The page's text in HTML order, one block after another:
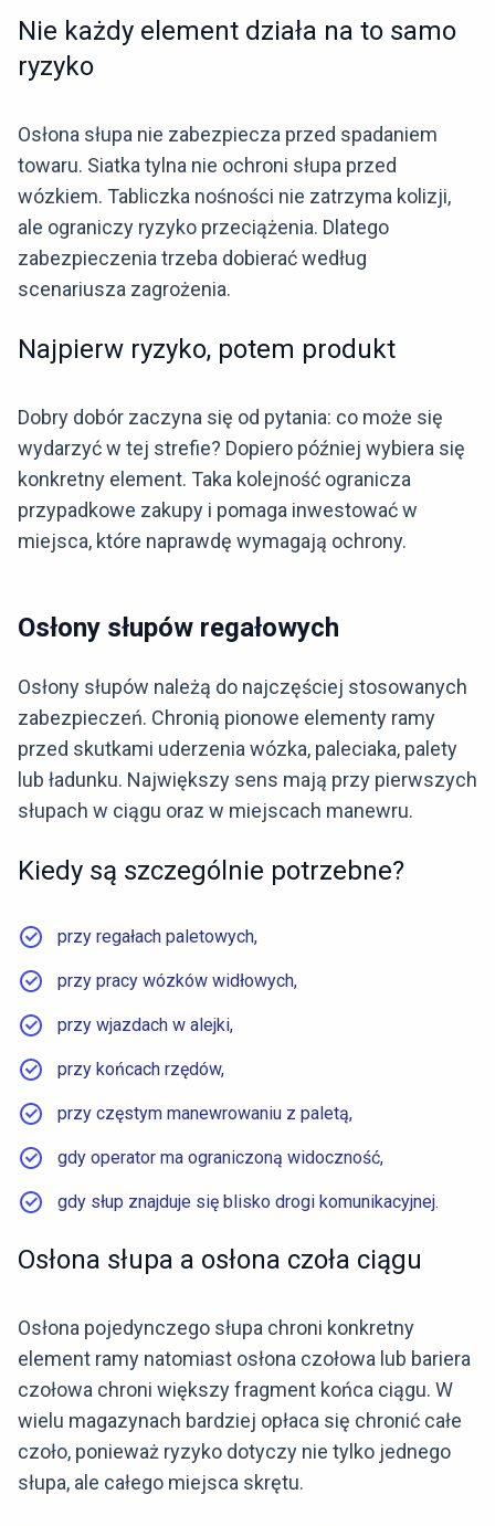
Nie każdy element działa na to samo
ryzyko
Osłona słupa nie zabezpiecza przed spadaniem
towaru. Siatka tylna nie ochroni słupa przed
wózkiem. Tabliczka nośności nie zatrzyma kolizji,
ale ograniczy ryzyko przeciążenia. Dlatego
zabezpieczenia trzeba dobierać według
scenariusza zagrożenia.
Najpierw ryzyko, potem produkt
Dobry dobór zaczyna się od pytania: co może się
wydarzyć w tej strefie? Dopiero później wybiera się
konkretny element. Taka kolejność ogranicza
przypadkowe zakupy i pomaga inwestować w
miejsca, które naprawdę wymagają ochrony.
Osłony słupów regałowych
Osłony słupów należą do najczęściej stosowanych
zabezpieczeń. Chronią pionowe elementy ramy
przed skutkami uderzenia wózka, paleciaka, palety
lub ładunku. Największy sens mają przy pierwszych
słupach w ciągu oraz w miejscach manewru.
Kiedy są szczególnie potrzebne?
przy regałach paletowych,
przy pracy wózków widłowych,
przy wjazdach w alejki,
przy końcach rzędów,
przy częstym manewrowaniu z paletą,
gdy operator ma ograniczoną widoczność,
gdy słup znajduje się blisko drogi komunikacyjnej.
Osłona słupa a osłona czoła ciągu
Osłona pojedynczego słupa chroni konkretny
element ramy natomiast osłona czołowa lub bariera
czołowa chroni większy fragment końca ciągu. W
wielu magazynach bardziej opłaca się chronić całe
czoło, ponieważ ryzyko dotyczy nie tylko jednego
słupa, ale całego miejsca skrętu.